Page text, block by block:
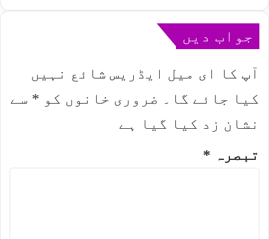
جواب دیں
آپ کا ای میل ایڈریس شائع نہیں
کیا جائے گا۔
ضروری خانوں کو * سے
نشان زد کیا گیا ہے
تبصرہ *